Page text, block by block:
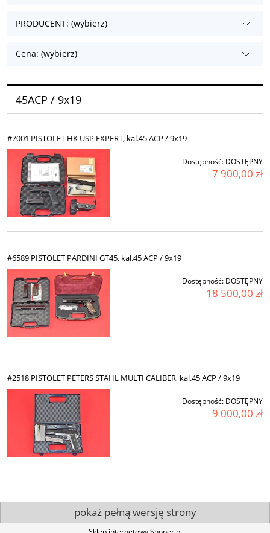
PRODUCENT: (wybierz)
Cena: (wybierz)
45ACP / 9x19
#7001 PISTOLET HK USP EXPERT, kal.45 ACP / 9x19
Dostępność: DOSTĘPNY
7 900,00 zł
#6589 PISTOLET PARDINI GT45, kal.45 ACP / 9x19
Dostępność: DOSTĘPNY
18 500,00 zł
#2518 PISTOLET PETERS STAHL MULTI CALIBER, kal.45 ACP / 9x19
Dostępność: DOSTĘPNY
9 000,00 zł
pokaż pełną wersję strony